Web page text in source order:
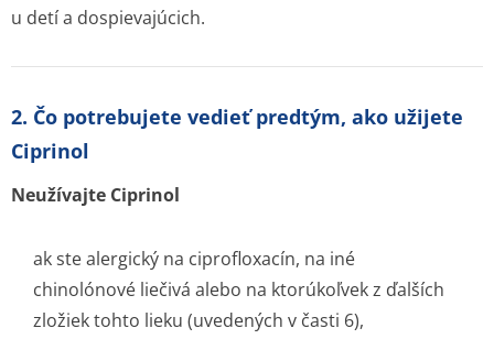
u detí a dospievajúcich.
2. Čo potrebujete vedieť predtým, ako užijete
Ciprinol
Neužívajte Ciprinol
ak ste alergický na ciprofloxacín, na iné
chinolónové liečivá alebo na ktorúkoľvek z ďalších
zložiek tohto lieku (uvedených v časti 6),